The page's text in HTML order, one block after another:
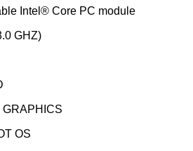
Intel® Core PC module
GHZ)
OS